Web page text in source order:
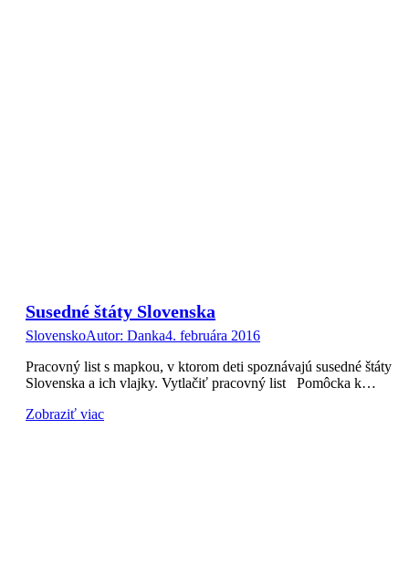
Susedné štáty Slovenska
SlovenskoAutor: Danka4. februára 2016
Pracovný list s mapkou, v ktorom deti spoznávajú susedné štáty
Slovenska a ich vlajky. Vytlačiť pracovný list Pomôcka k…
Zobraziť viac